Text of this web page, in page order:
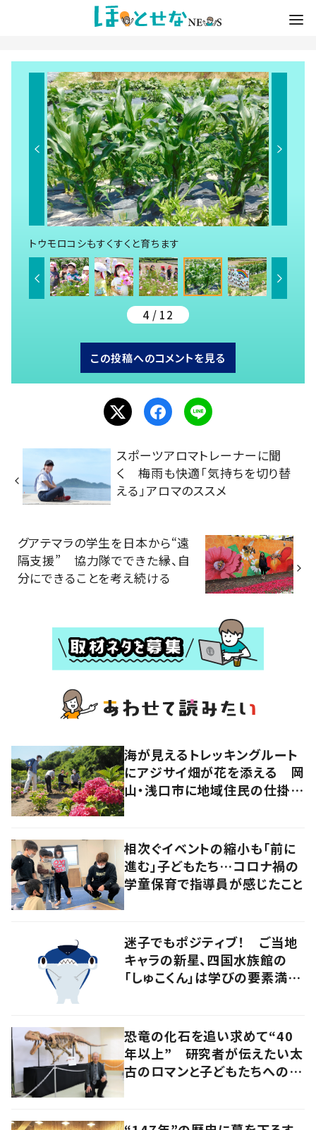
トウモロコシもすくすくと育ちます
4 / 12
この投稿へのコメントを見る
スポーツアロマトレーナーに聞
く 梅雨も快適「気持ちを切り替
える」アロマのススメ
グアテマラの学生を日本から“遠
隔支援” 協力隊でできた縁、自
分にできることを考え続ける
海が見えるトレッキングルート
にアジサイ畑が花を添える 岡
山・浅口市に地域住民の仕掛け
相次ぐイベントの縮小も「前に
進む」子どもたち…コロナ禍の
学童保育で指導員が感じたこと
迷子でもポジティブ！ ご当地
キャラの新星、四国水族館の
「しゅこくん」は学びの要素満載
恐竜の化石を追い求めて“40
年以上” 研究者が伝えたい太
古のロマンと子どもたちへのメ